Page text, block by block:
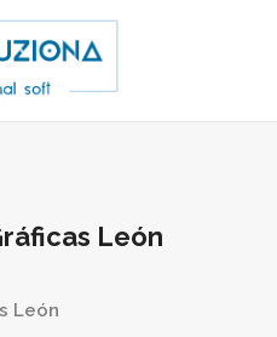
León
León